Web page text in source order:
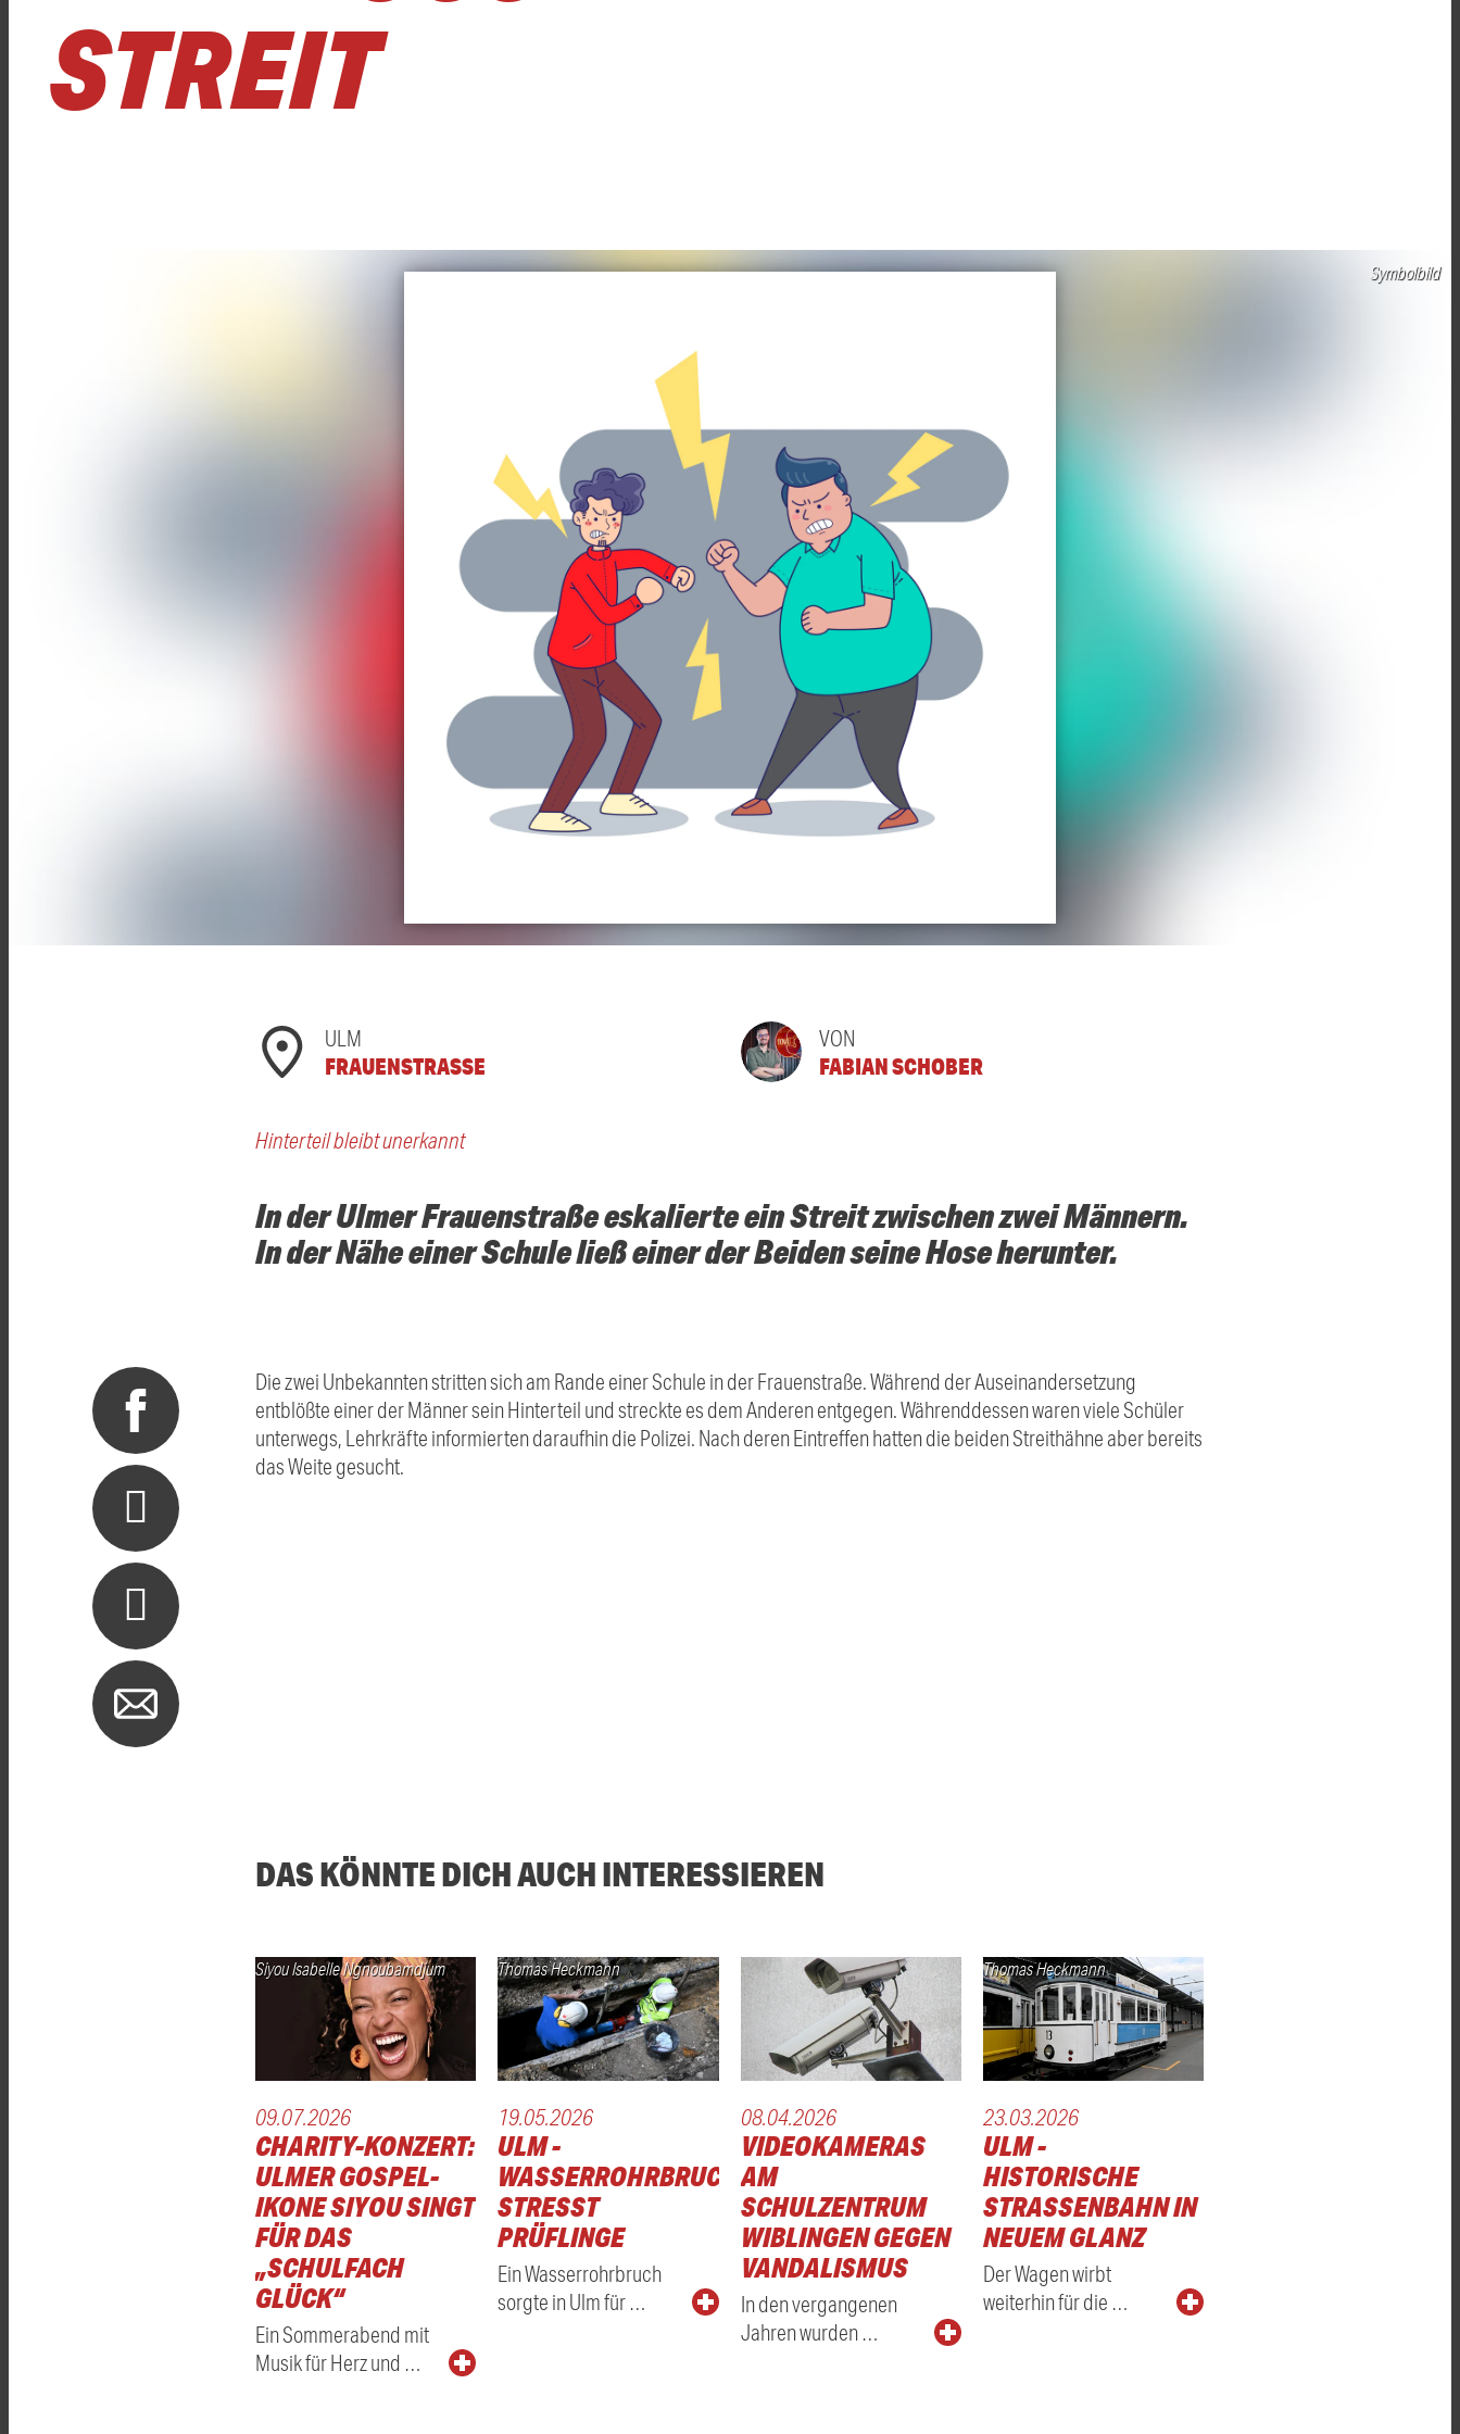
TREIT
Symbolbild
ULM
FRAUENSTRASSE
VON
FABIAN SCHOBER
Hinterteil bleibt unerkannt
In der Ulmer Frauenstraße eskalierte ein Streit zwischen zwei Männern.
In der Nähe einer Schule ließ einer der Beiden seine Hose herunter.
Die zwei Unbekannten stritten sich am Rande einer Schule in der Frauenstraße. Während der Auseinandersetzung
entblößte einer der Männer sein Hinterteil und streckte es dem Anderen entgegen. Währenddessen waren viele Schüler
unterwegs, Lehrkräfte informierten daraufhin die Polizei. Nach deren Eintreffen hatten die beiden Streithähne aber bereits
das Weite gesucht.
DAS KÖNNTE DICH AUCH INTERESSIEREN
Siyou Isabelle Ngnoubamdjum
09.07.2026
CHARITY-KONZERT:
ULMER GOSPEL-
IKONE SIYOU SINGT
FÜR DAS
„SCHULFACH
GLÜCK“
Ein Sommerabend mit
Musik für Herz und …
Thomas Heckmann
19.05.2026
ULM -
WASSERROHRBRUCH
STRESST
PRÜFLINGE
Ein Wasserrohrbruch
sorgte in Ulm für …
08.04.2026
VIDEOKAMERAS
AM
SCHULZENTRUM
WIBLINGEN GEGEN
VANDALISMUS
In den vergangenen
Jahren wurden …
Thomas Heckmann
23.03.2026
ULM -
HISTORISCHE
STRASSENBAHN IN N
EUEM GLANZ
Der Wagen wirbt
weiterhin für die …